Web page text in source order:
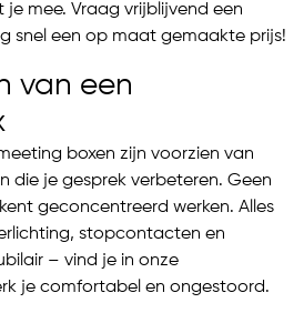
mee. Vraag vrijblijvend een
snel een op maat gemaakte prijs!
van een
boxen zijn voorzien van
die je gesprek verbeteren. Geen
geconcentreerd werken. Alles
stopcontacten en
– vind je in onze
je comfortabel en ongestoord.